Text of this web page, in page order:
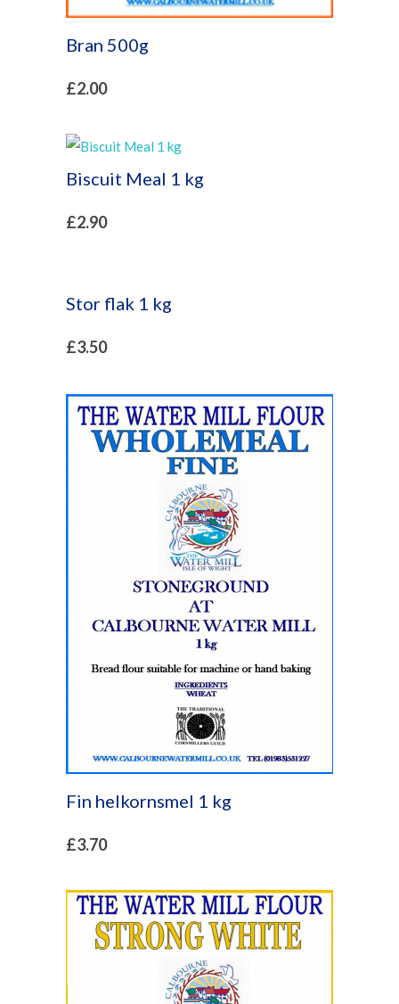
Bran 500g
£2.00
Biscuit Meal 1 kg
£2.90
Stor flak 1 kg
£3.50
Fin helkornsmel 1 kg
£3.70